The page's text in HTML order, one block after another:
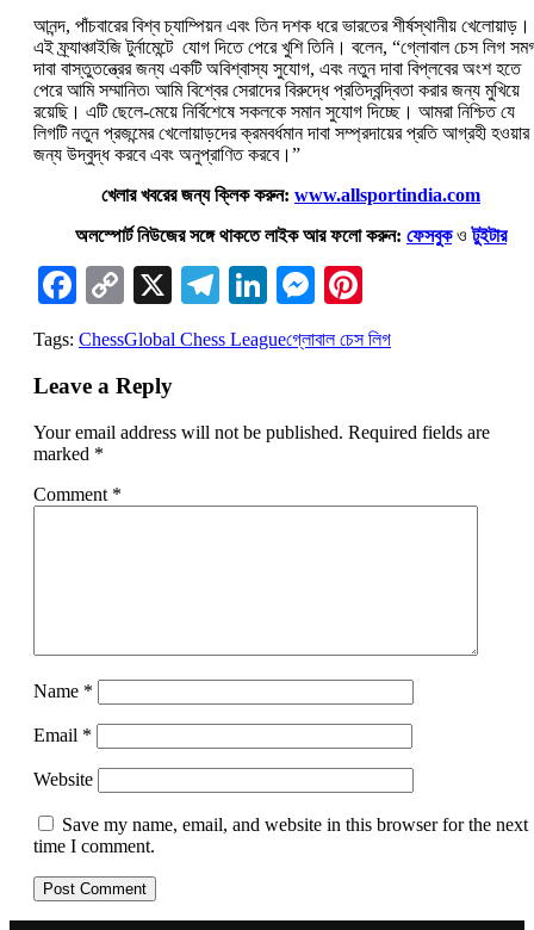
আনন্দ, পাঁচবারের বিশ্ব চ্যাম্পিয়ন এবং তিন দশক ধরে ভারতের শীর্ষস্থানীয় খেলোয়াড়।
এই ফ্র্যাঞ্চাইজি টুর্নামেন্টে যোগ দিতে পেরে খুশি তিনি। বলেন, “গ্লোবাল চেস লিগ
দাবা বাস্তুতন্ত্রের জন্য একটি অবিশ্বাস্য সুযোগ, এবং নতুন দাবা বিপ্লবের অংশ হতে
পেরে আমি সম্মানিত৷ আমি বিশ্বের সেরাদের বিরুদ্ধে প্রতিদ্বন্দ্বিতা করার জন্য মুখিয়ে
রয়েছি। এটি ছেলে-মেয়ে নির্বিশেষে সকলকে সমান সুযোগ দিচ্ছে। আমরা নিশ্চিত যে
লিগটি নতুন প্রজন্মের খেলোয়াড়দের ক্রমবর্ধমান দাবা সম্প্রদায়ের প্রতি আগ্রহী হওয়ার
জন্য উদ্বুদ্ধ করবে এবং অনুপ্রাণিত করবে।”
খেলার খবরের জন্য ক্লিক করুন: www.allsportindia.com
অলস্পোর্ট নিউজের সঙ্গে থাকতে লাইক আর ফলো করুন: ফেসবুকওটুইটার
Facebook
Copy
Link
X Telegram
LinkedIn
Messenger
Tags: ChessGlobal Chess Leagueগ্লোবাল চেস লিগ
Leave a Reply
Your email address will not be published. Required fields are
marked *
Comment *
Name *
Email *
Website
Save my name, email, and website in this browser for the next
time I comment.